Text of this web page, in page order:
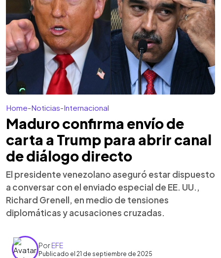
Home-Noticias-Internacional
Maduro confirma envío de
carta a Trump para abrir canal
de diálogo directo
El presidente venezolano aseguró estar dispuesto
a conversar con el enviado especial de EE. UU.,
Richard Grenell, en medio de tensiones
diplomáticas y acusaciones cruzadas.
PorEFE
Publicado el 21 de septiembre de 2025